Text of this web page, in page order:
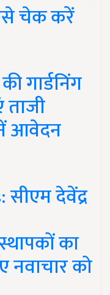
चेक करें
गार्डनिंग
आवेदन
देवेंद्र
का
नवाचार को